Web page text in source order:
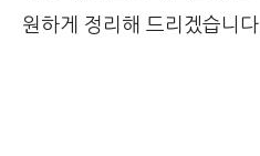
원하게 정리해 드리겠습니다.